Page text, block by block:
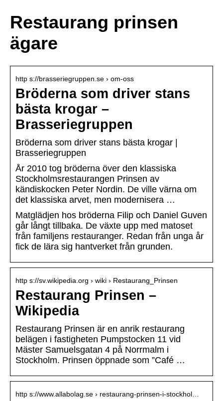
Restaurang prinsen
ägare
http s://brasseriegruppen.se › om-oss
Bröderna som driver stans
bästa krogar –
Brasseriegruppen
Bröderna som driver stans bästa krogar |
Brasseriegruppen
År 2010 tog bröderna över den klassiska
Stockholmsrestaurangen Prinsen av
kändiskocken Peter Nordin. De ville värna om
det klassiska arvet, men modernisera …
Matglädjen hos bröderna Filip och Daniel Guven
går långt tillbaka. De växte upp med matoset
från familjens restauranger. Redan från unga år
fick de lära sig hantverket från grunden.
http s://sv.wikipedia.org › wiki › Restaurang_Prinsen
Restaurang Prinsen –
Wikipedia
Restaurang Prinsen är en anrik restaurang
belägen i fastigheten Pumpstocken 11 vid
Mäster Samuelsgatan 4 på Norrmalm i
Stockholm. Prinsen öppnade som ”Café …
http s://www.allabolag.se › restaurang-prinsen-i-stockhol…